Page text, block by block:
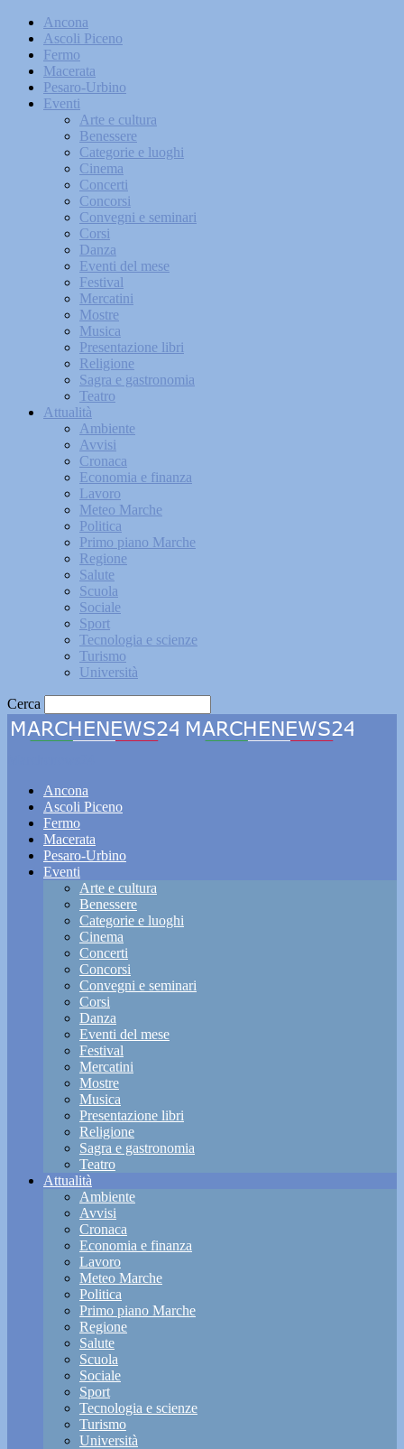
Ancona
Ascoli Piceno
Fermo
Macerata
Pesaro-Urbino
Eventi
Arte e cultura
Benessere
Categorie e luoghi
Cinema
Concerti
Concorsi
Convegni e seminari
Corsi
Danza
Eventi del mese
Festival
Mercatini
Mostre
Musica
Presentazione libri
Religione
Sagra e gastronomia
Teatro
Attualità
Ambiente
Avvisi
Cronaca
Economia e finanza
Lavoro
Meteo Marche
Politica
Primo piano Marche
Regione
Salute
Scuola
Sociale
Sport
Tecnologia e scienze
Turismo
Università
Cerca
Ancona
Ascoli Piceno
Fermo
Macerata
Pesaro-Urbino
Eventi
Arte e cultura
Benessere
Categorie e luoghi
Cinema
Concerti
Concorsi
Convegni e seminari
Corsi
Danza
Eventi del mese
Festival
Mercatini
Mostre
Musica
Presentazione libri
Religione
Sagra e gastronomia
Teatro
Attualità
Ambiente
Avvisi
Cronaca
Economia e finanza
Lavoro
Meteo Marche
Politica
Primo piano Marche
Regione
Salute
Scuola
Sociale
Sport
Tecnologia e scienze
Turismo
Università